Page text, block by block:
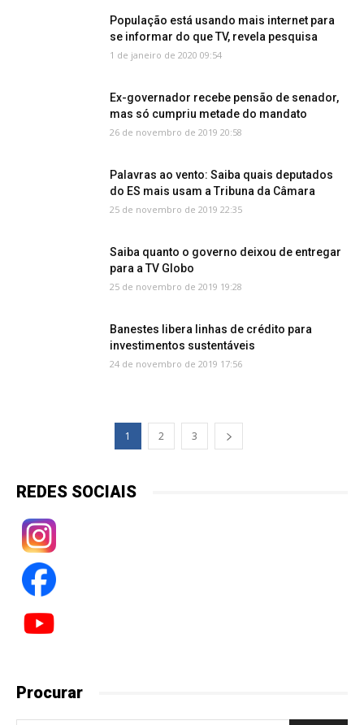
População está usando mais internet para
se informar do que TV, revela pesquisa
1 de janeiro de 2020 09:54
Ex-governador recebe pensão de senador,
mas só cumpriu metade do mandato
26 de novembro de 2019 20:58
Palavras ao vento: Saiba quais deputados
do ES mais usam a Tribuna da Câmara
25 de novembro de 2019 22:35
Saiba quanto o governo deixou de entregar
para a TV Globo
25 de novembro de 2019 19:28
Banestes libera linhas de crédito para
investimentos sustentáveis
24 de novembro de 2019 17:56
1 2 3
REDES SOCIAIS
Procurar